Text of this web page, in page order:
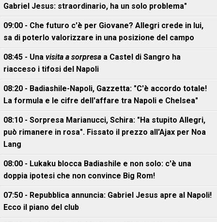
Gabriel Jesus: straordinario, ha un solo problema"
09:00 - Che futuro c'è per Giovane? Allegri crede in lui,
sa di poterlo valorizzare in una posizione del campo
08:45 - Una visita a sorpresa a Castel di Sangro ha
riacceso i tifosi del Napoli
08:20 - Badiashile-Napoli, Gazzetta: "C'è accordo totale!
La formula e le cifre dell'affare tra Napoli e Chelsea"
08:10 - Sorpresa Marianucci, Schira: "Ha stupito Allegri,
può rimanere in rosa". Fissato il prezzo all'Ajax per Noa
Lang
08:00 - Lukaku blocca Badiashile e non solo: c'è una
doppia ipotesi che non convince Big Rom!
07:50 - Repubblica annuncia: Gabriel Jesus apre al Napoli!
Ecco il piano del club